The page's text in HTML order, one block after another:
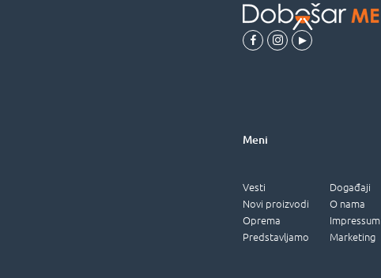
Meni
Vesti
Novi proizvodi
Oprema
Predstavljamo
Događaji
O nama
Impressum
Marketing